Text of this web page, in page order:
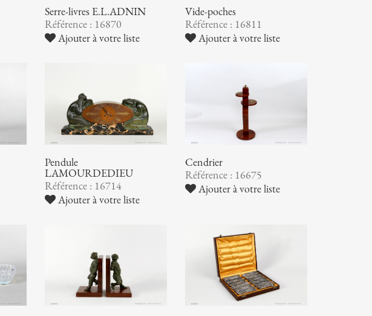
Serre-livres E.L.ADNIN
Référence : 16870
Ajouter à votre liste
Vide-poches
Référence : 16811
Ajouter à votre liste
Pendule
LAMOURDEDIEU
Référence : 16714
Ajouter à votre liste
Cendrier
Référence : 16675
Ajouter à votre liste